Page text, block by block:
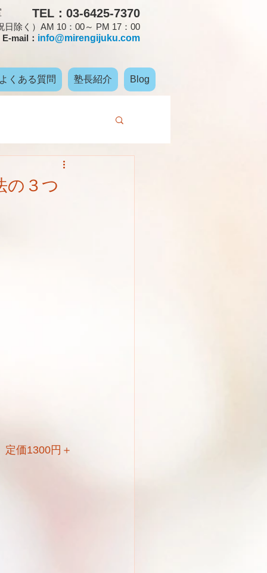
TEL：03-6425-7370
除く）AM 10：00～ PM 17：00
E-mail： info@mirengijuku.com
くある質問 塾長紹介 Blog
の３つ
価1300円＋